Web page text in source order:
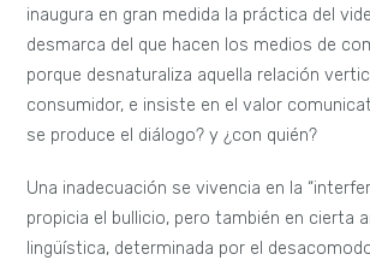
inaugura en gran medida la práctica del
desmarca del que hacen los medios de
porque desnaturaliza aquella relación
consumidor, e insiste en el valor
se produce el diálogo? y ¿con quién?
Una inadecuación se vivencia en la
propicia el bullicio, pero también en cierta
lingüística, determinada por el